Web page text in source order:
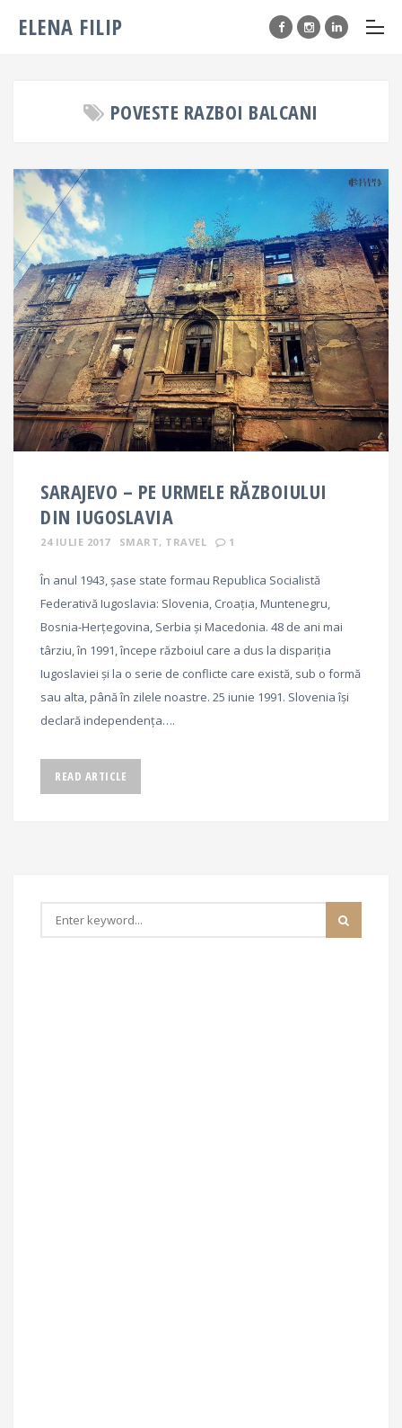
ELENA FILIP
POVESTE RAZBOI BALCANI
SARAJEVO – PE URMELE RĂZBOIULUI
DIN IUGOSLAVIA
24 IULIE 2017 SMART, TRAVEL 1
În anul 1943, șase state formau Republica Socialistă
Federativă Iugoslavia: Slovenia, Croația, Muntenegru,
Bosnia-Herțegovina, Serbia și Macedonia. 48 de ani mai
târziu, în 1991, începe războiul care a dus la dispariția
Iugoslaviei și la o serie de conflicte care există, sub o formă
sau alta, până în zilele noastre. 25 iunie 1991. Slovenia își
declară independența….
READ ARTICLE